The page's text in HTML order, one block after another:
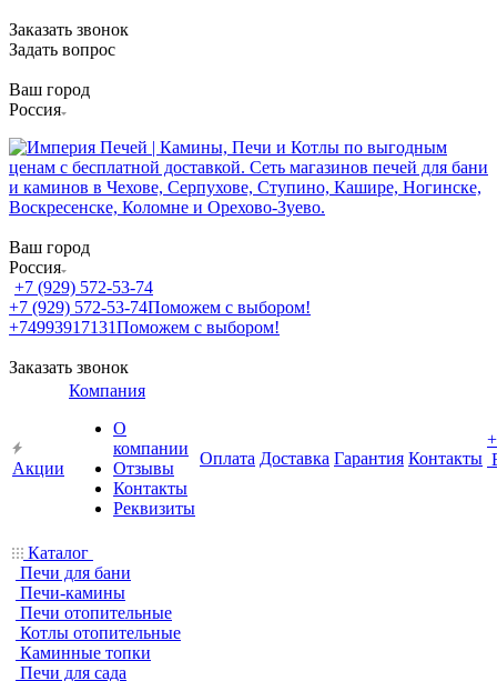
Заказать звонок
Задать вопрос
Ваш город
Россия
Ваш город
Россия
+7 (929) 572-53-74
+7 (929) 572-53-74Поможем с выбором!
+74993917131Поможем с выбором!
Заказать звонок
Акции
Компания
О
компании
Отзывы
Контакты
Реквизиты
Оплата Доставка Гарантия Контакты
+
Каталог
Печи для бани
Печи-камины
Печи отопительные
Котлы отопительные
Каминные топки
Печи для сада